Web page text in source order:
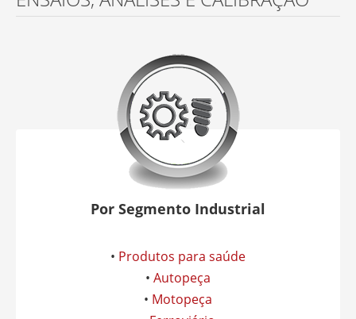
Por Segmento Industrial
• Produtos para saúde
• Autopeça
• Motopeça